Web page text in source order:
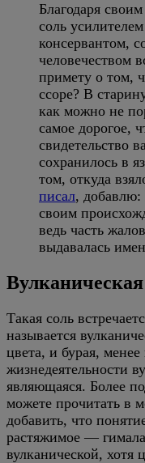
Благодаря
соль
консервантом,
человечеством
примету о том,
ссоре? В
как можно не
самое дорогое,
свидетельство
сохранилось в
том, откуда
писал, добавлю:
своим
ведь часть
выдавалась
Такая соль
называется
цвета, и бурая,
жизнедеятельности
являющаяся. Более
можете прочитать в
добавить, что
растяжимое —
вулканической,